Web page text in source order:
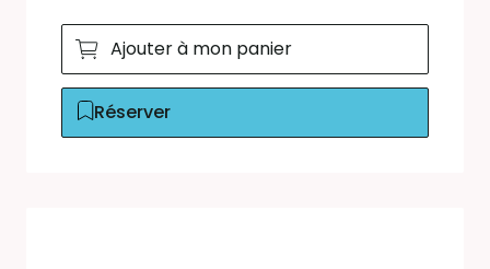
Ajouter à mon panier
Réserver